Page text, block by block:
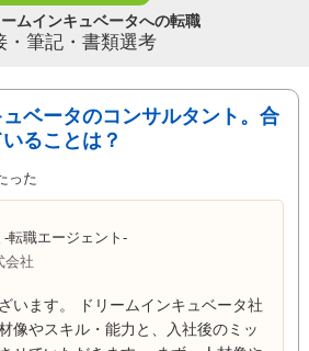
ームインキュベータへの転職
・筆記・書類選考
ュベータのコンサルタント。合
ることは？
った
-転職エージェント-
会社
います。 ドリームインキュベータ社
像やスキル・能力と、入社後のミッ